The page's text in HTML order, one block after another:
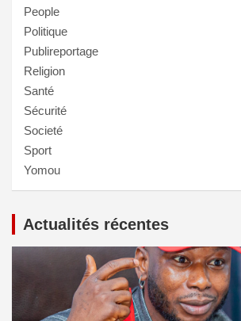
People
Politique
Publireportage
Religion
Santé
Sécurité
Societé
Sport
Yomou
Actualités récentes